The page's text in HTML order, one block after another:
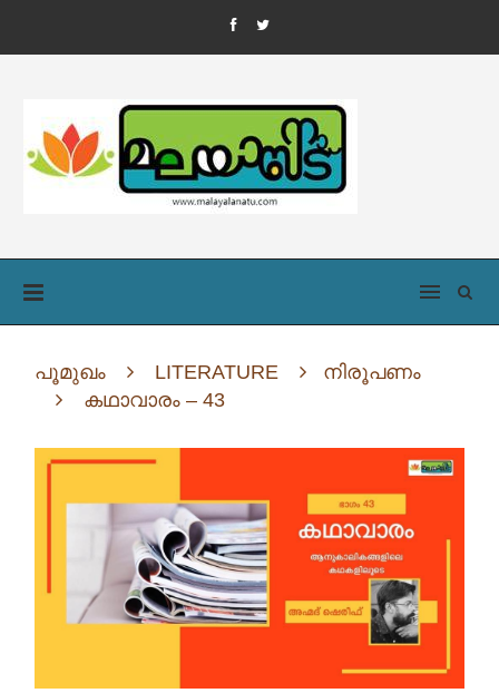
പൂമുഖം LITERATURE
നിരൂപണം
കഥാവാരം – 43